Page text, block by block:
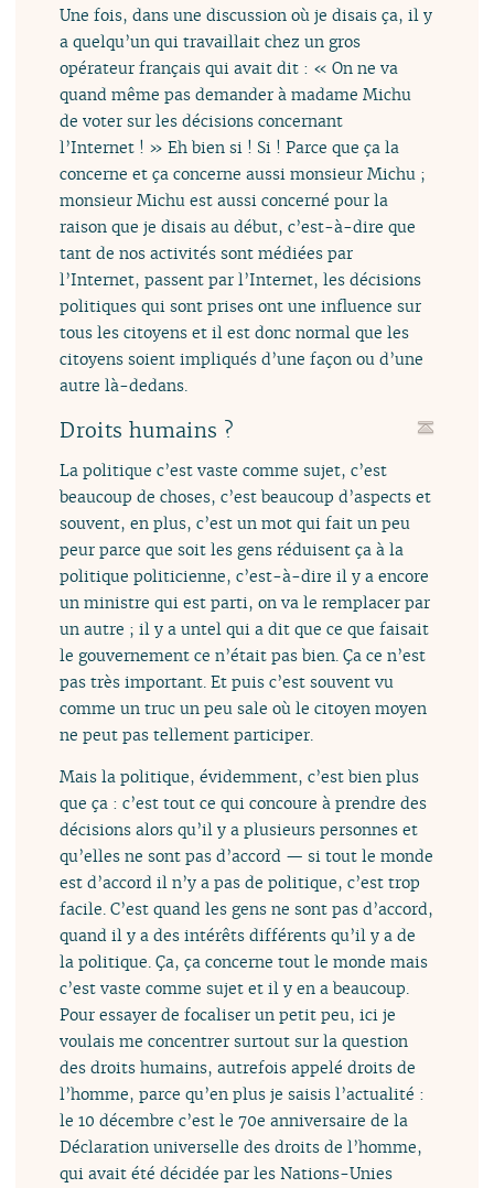
Une fois, dans une discussion où je disais ça, il y
a quelqu’un qui travaillait chez un gros
opérateur français qui avait dit : « On ne va
quand même pas demander à madame Michu
de voter sur les décisions concernant
l’Internet ! » Eh bien si ! Si ! Parce que ça la
concerne et ça concerne aussi monsieur Michu ;
monsieur Michu est aussi concerné pour la
raison que je disais au début, c’est-à-dire que
tant de nos activités sont médiées par
l’Internet, passent par l’Internet, les décisions
politiques qui sont prises ont une influence sur
tous les citoyens et il est donc normal que les
citoyens soient impliqués d’une façon ou d’une
autre là-dedans.
Droits humains ?
La politique c’est vaste comme sujet, c’est
beaucoup de choses, c’est beaucoup d’aspects et
souvent, en plus, c’est un mot qui fait un peu
peur parce que soit les gens réduisent ça à la
politique politicienne, c’est-à-dire il y a encore
un ministre qui est parti, on va le remplacer par
un autre ; il y a untel qui a dit que ce que faisait
le gouvernement ce n’était pas bien. Ça ce n’est
pas très important. Et puis c’est souvent vu
comme un truc un peu sale où le citoyen moyen
ne peut pas tellement participer.
Mais la politique, évidemment, c’est bien plus
que ça : c’est tout ce qui concoure à prendre des
décisions alors qu’il y a plusieurs personnes et
qu’elles ne sont pas d’accord — si tout le monde
est d’accord il n’y a pas de politique, c’est trop
facile. C’est quand les gens ne sont pas d’accord,
quand il y a des intérêts différents qu’il y a de
la politique. Ça, ça concerne tout le monde mais
c’est vaste comme sujet et il y en a beaucoup.
Pour essayer de focaliser un petit peu, ici je
voulais me concentrer surtout sur la question
des droits humains, autrefois appelé droits de
l’homme, parce qu’en plus je saisis l’actualité :
le 10 décembre c’est le 70e anniversaire de la
Déclaration universelle des droits de l’homme,
qui avait été décidée par les Nations-Unies